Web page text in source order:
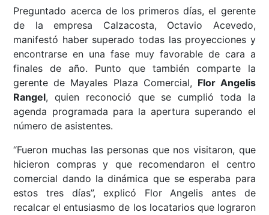
Preguntado acerca de los primeros días, el gerente
de la empresa Calzacosta, Octavio Acevedo,
manifestó haber superado todas las proyecciones y
encontrarse en una fase muy favorable de cara a
finales de año. Punto que también comparte la
gerente de Mayales Plaza Comercial, Flor Angelis
Rangel, quien reconoció que se cumplió toda la
agenda programada para la apertura superando el
número de asistentes.
“Fueron muchas las personas que nos visitaron, que
hicieron compras y que recomendaron el centro
comercial dando la dinámica que se esperaba para
estos tres días”, explicó Flor Angelis antes de
recalcar el entusiasmo de los locatarios que lograron